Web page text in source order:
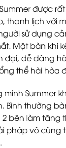
được
thanh lịch với
sử dụng
Mặt bàn khi
đại, dễ dàng
thể hài hòa
Summer
Bình thường
bên làm
pháp vô cùng